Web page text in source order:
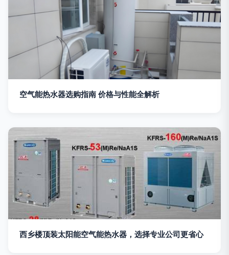
空气能热水器选购指南 价格与性能全解析
西乡楼顶装太阳能空气能热水器，选择专业公司更省心